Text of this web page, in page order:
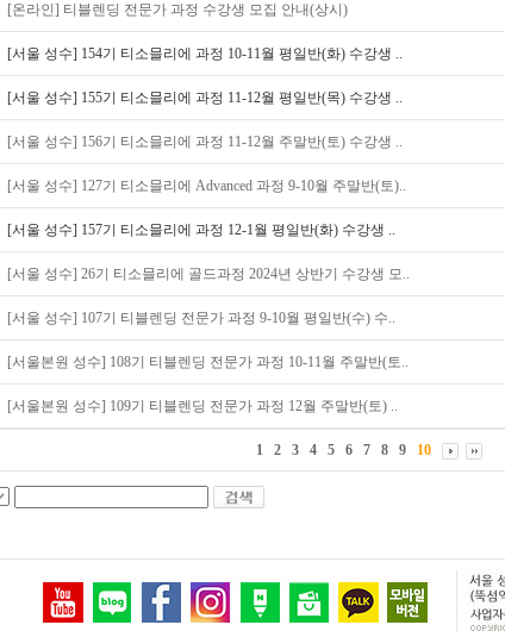
[온라인] 티블렌딩 전문가 과정 수강생 모집 안내(상시)
[서울 성수] 154기 티소믈리에 과정 10-11월 평일반(화) 수강생 ..
[서울 성수] 155기 티소믈리에 과정 11-12월 평일반(목) 수강생 ..
[서울 성수] 156기 티소믈리에 과정 11-12월 주말반(토) 수강생 ..
[서울 성수] 127기 티소믈리에 Advanced 과정 9-10월 주말반(토)..
[서울 성수] 157기 티소믈리에 과정 12-1월 평일반(화) 수강생 ..
[서울 성수] 26기 티소믈리에 골드과정 2024년 상반기 수강생 모..
[서울 성수] 107기 티블렌딩 전문가 과정 9-10월 평일반(수) 수..
[서울본원 성수] 108기 티블렌딩 전문가 과정 10-11월 주말반(토..
[서울본원 성수] 109기 티블렌딩 전문가 과정 12월 주말반(토) ..
1 2 3 4 5 6 7 8 9 10